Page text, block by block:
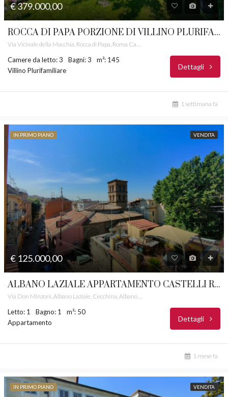
€ 379.000,00
ROCCA DI PAPA PORZIONE DI VILLINO PLURIFAMILIARE CASTELLI ROMANI RIF. 52
Via Vicinale della Macchia, Rocca di Papa, Roma Capitale, Lazio, 00046, Italia
Camere da letto: 3 Bagni: 3
m²: 145
Villino Plurifamiliare
Dettagli
1 settimana fa
IN PRIMO PIANO VENDITA
€ 125.000,00
ALBANO LAZIALE APPARTAMENTO CASTELLI ROMANI RIF.45
Letto: 1 Bagno: 1
m²: 50
Appartamento
Dettagli
1 mese fa
IN PRIMO PIANO VENDITA